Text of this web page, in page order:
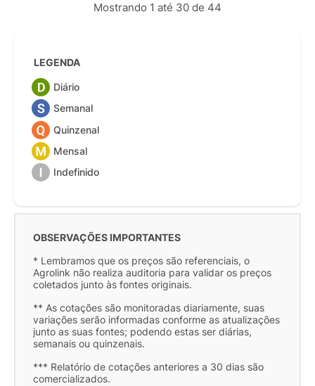
Mostrando 1 até 30 de 44
LEGENDA
Diário
Semanal
Quinzenal
Mensal
Indefinido
OBSERVAÇÕES IMPORTANTES
* Lembramos que os preços são referenciais, o
Agrolink não realiza auditoria para validar os preços
coletados junto às fontes originais.
** As cotações são monitoradas diariamente, suas
variações serão informadas conforme as atualizações
junto as suas fontes; podendo estas ser diárias,
semanais ou quinzenais.
*** Relatório de cotações anteriores a 30 dias são
comercializados.